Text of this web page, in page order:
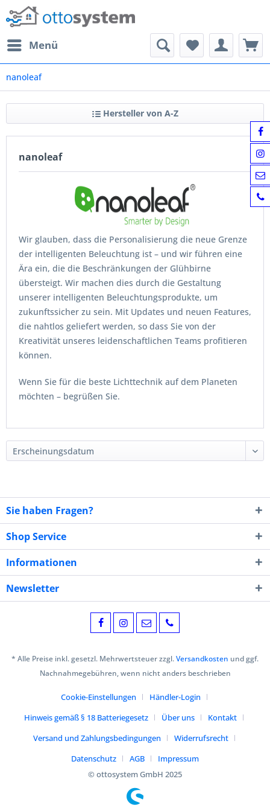
Menü
nanoleaf
Hersteller von A-Z
nanoleaf
Wir glauben, dass die Personalisierung die neue Grenze
der intelligenten Beleuchtung ist – und wir führen eine
Ära ein, die die Beschränkungen der Glühbirne
übersteigt. Wir machen dies durch die Gestaltung
unserer intelligenten Beleuchtungsprodukte, um
zukunftssicher zu sein. Mit Updates und neuen Features,
die nahtlos geliefert werden, so dass Sie von der
Kreativität unseres leidenschaftlichen Teams profitieren
können.
Wenn Sie für die beste Lichttechnik auf dem Planeten
möchten – begrüßen Sie.
Sie haben Fragen?
Shop Service
Informationen
Newsletter
* Alle Preise inkl. gesetzl. Mehrwertsteuer zzgl.Versandkosten und ggf.
Nachnahmegebühren, wenn nicht anders beschrieben
Cookie-Einstellungen
Händler-Login
Hinweis gemäß § 18 Batteriegesetz
Über uns
Kontakt
Versand und Zahlungsbedingungen
Widerrufsrecht
Datenschutz
AGB
Impressum
© ottosystem GmbH 2025